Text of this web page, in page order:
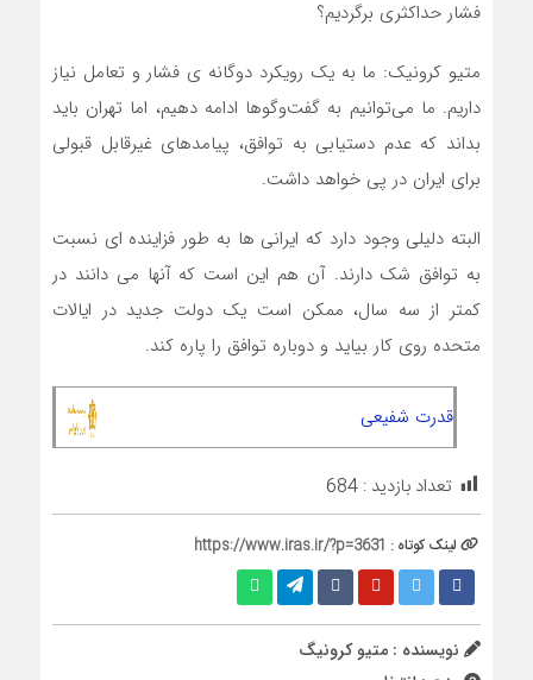
فشار حداکثری برگردیم؟
متیو کرونیک: ما به یک رویکرد دوگانه ی فشار و تعامل نیاز
داریم. ما می‌توانیم به گفت‌وگوها ادامه دهیم، اما تهران باید
بداند که عدم دستیابی به توافق، پیامدهای غیرقابل قبولی
برای ایران در پی خواهد داشت.
البته دلیلی وجود دارد که ایرانی ها به طور فزاینده ای نسبت
به توافق شک دارند. آن هم این است که آنها می دانند در
کمتر از سه سال، ممکن است یک دولت جدید در ایالات
متحده روی کار بیاید و دوباره توافق را پاره کند.
قدرت شفیعی
تعداد بازدید : 684
لینک کوتاه : https://www.iras.ir/?p=3631
نویسنده : متیو کرونیگ